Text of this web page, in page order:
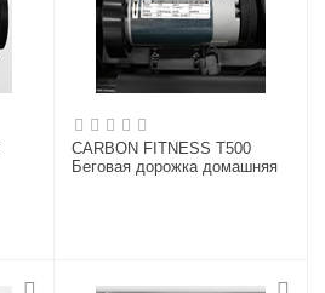
CARBON FITNESS T500
Беговая дорожка домашняя